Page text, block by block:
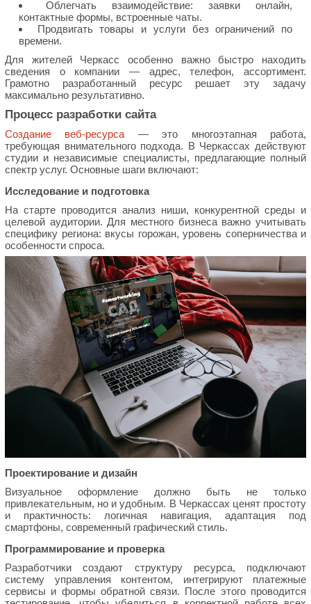
Облегчать взаимодействие: заявки онлайн,
контактные формы, встроенные чаты.
Продвигать товары и услуги без ограничений по
времени.
Для жителей Черкасс особенно важно быстро находить
сведения о компании — адрес, телефон, ассортимент.
Грамотно разработанный ресурс решает эту задачу
максимально результативно.
Процесс разработки сайта
Создание веб-ресурса— это многоэтапная работа,
требующая внимательного подхода. В Черкассах действуют
студии и независимые специалисты, предлагающие полный
спектр услуг. Основные шаги включают:
Исследование и подготовка
На старте проводится анализ ниши, конкурентной среды и
целевой аудитории. Для местного бизнеса важно учитывать
специфику региона: вкусы горожан, уровень соперничества и
особенности спроса.
Проектирование и дизайн
Визуальное оформление должно быть не только
привлекательным, но и удобным. В Черкассах ценят простоту
и практичность: логичная навигация, адаптация под
смартфоны, современный графический стиль.
Программирование и проверка
Разработчики создают структуру ресурса, подключают
систему управления контентом, интегрируют платежные
сервисы и формы обратной связи. После этого проводится